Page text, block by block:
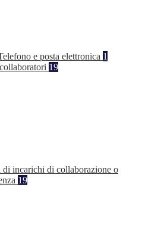
e posta elettronica 1
19
di incarichi di collaborazione o
19